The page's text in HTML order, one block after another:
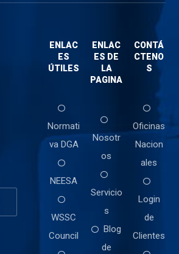
ENLAC
ES
ÚTILES
Normati
va DGA
NEESA
WSSC
Council
ENLAC
ES DE
LA
PAGINA
Nosotr
os
Servicio
s
Blog
de
CONTÁ
CTENO
S
Oficinas
Nacion
ales
Login
de
Clientes